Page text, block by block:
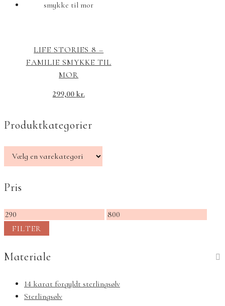
LIFE STORIES 8 –
FAMILIE SMYKKE TIL
MOR
299,00 kr.
Produktkategorier
Pris
Mindste
pris
Højeste
FILTER
Materiale
14 karat forgyldt sterlingsølv
Sterlingsølv